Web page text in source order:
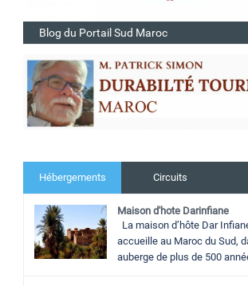
Blog du Portail Sud Maroc
Hébergements Circuits
Maison d'hote Darinfiane
La maison d’hôte Dar
accueille au Maroc du Sud,
auberge de plus de 500